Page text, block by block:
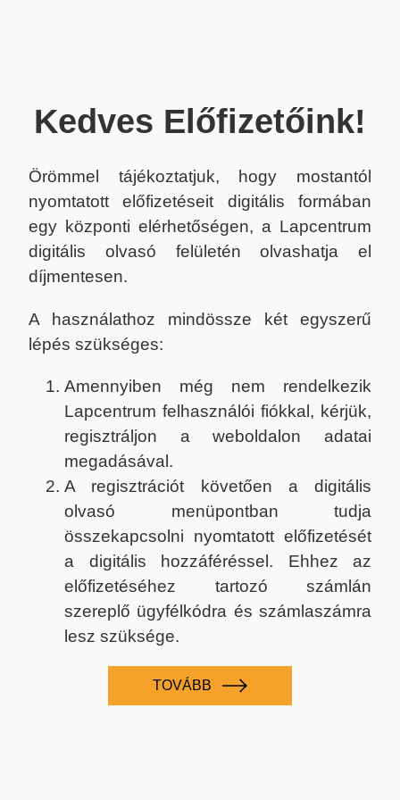
Kedves Előfizetőink!
Örömmel tájékoztatjuk, hogy mostantól
nyomtatott előfizetéseit digitális formában
egy központi elérhetőségen, a Lapcentrum
digitális olvasó felületén olvashatja el
díjmentesen.
A használathoz mindössze két egyszerű
lépés szükséges:
Amennyiben még nem rendelkezik
Lapcentrum felhasználói fiókkal, kérjük,
regisztráljon a weboldalon adatai
megadásával.
A regisztrációt követően a digitális
olvasó menüpontban tudja
összekapcsolni nyomtatott előfizetését
a digitális hozzáféréssel. Ehhez az
előfizetéséhez tartozó számlán
szereplő ügyfélkódra és számlaszámra
lesz szüksége.
TOVÁBB